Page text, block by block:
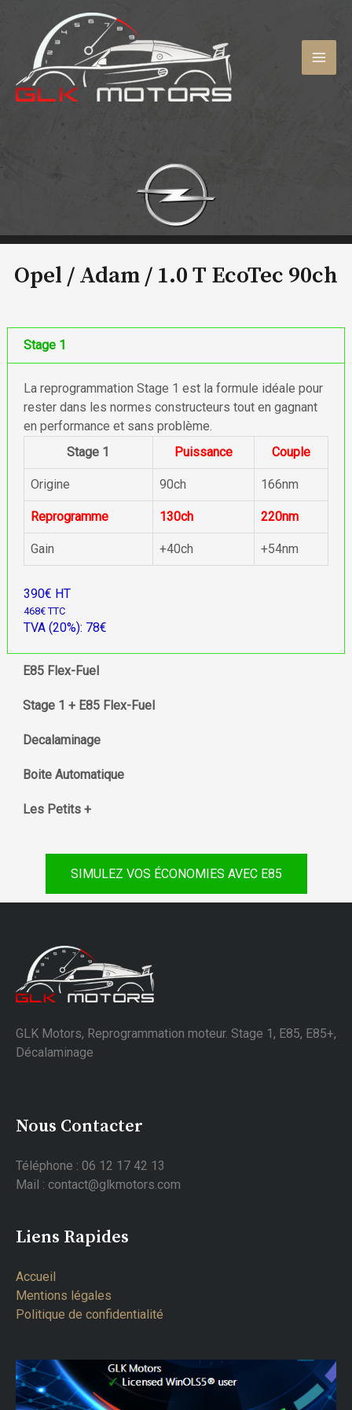
contenu
Opel / Adam / 1.0 T EcoTec 90ch
Stage 1
La reprogrammation Stage 1 est la formule idéale pour
rester dans les normes constructeurs tout en gagnant
en performance et sans problème.
Stage 1
Puissance Couple
Origine 90ch 166nm
Reprogramme 130ch 220nm
Gain +40ch +54nm
390€ HT
468€ TTC
TVA (20%): 78€
E85 Flex-Fuel
Stage 1 + E85 Flex-Fuel
Decalaminage
Boite Automatique
Les Petits +
SIMULEZ VOS ÉCONOMIES AVEC E85
GLK Motors, Reprogrammation moteur. Stage 1, E85, E85+,
Décalaminage
Nous Contacter
Téléphone : 06 12 17 42 13
Mail : contact@glkmotors.com
Liens Rapides
Accueil
Mentions légales
Politique de confidentialité